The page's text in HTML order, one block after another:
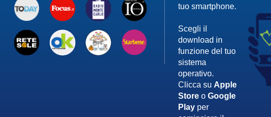
tuo smartphone.
Scegli il
download in
funzione del tuo
sistema
operativo.
Clicca suApple
Store oGoogle
Play per